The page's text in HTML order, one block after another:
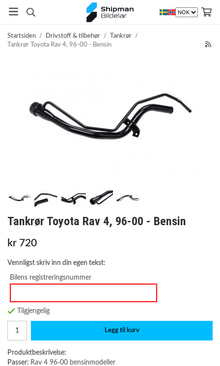
Startsiden / Drivstoff & tilbehør / Tankrør /
Tankrør Toyota Rav 4, 96-00 - Bensin
Tankrør Toyota Rav 4, 96-00 - Bensin
kr 720
Vennligst skriv inn din egen tekst:
Bilens registreringsnummer
Tilgjengelig
Legg til kurv
Produktbeskrivelse:
Passer: Rav 4 96-00 bensinmodeller